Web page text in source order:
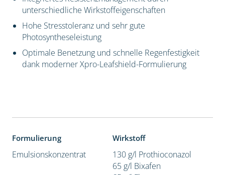
unterschiedliche Wirkstoffeigenschaften
Hohe Stresstoleranz und sehr gute
Photosyntheseleistung
Optimale Benetzung und schnelle Regenfestigkeit
dank moderner Xpro-Leafshield-Formulierung
Formulierung
Emulsionskonzentrat
Wirkstoff
130 g/l Prothioconazol
65 g/l Bixafen